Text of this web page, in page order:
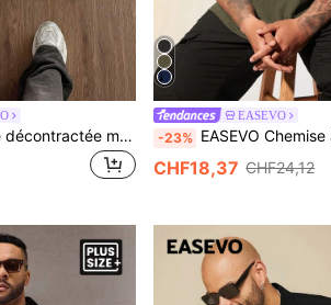
EASEVO Chemise décontractée mode à carreaux pour hommes grande taille
EASEVO
-23% EASEVO Chemise à capuche ample de couleur unie pour hommes grande taille,
CHF18,37 CHF24,12